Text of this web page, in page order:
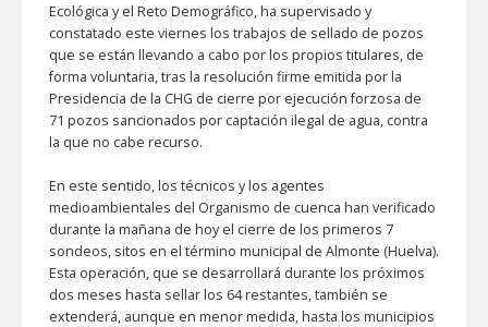
Ecológica y el Reto Demográfico, ha supervisado y
constatado este viernes los trabajos de sellado de pozos
que se están llevando a cabo por los propios titulares, de
forma voluntaria, tras la resolución firme emitida por la
Presidencia de la CHG de cierre por ejecución forzosa de
71 pozos sancionados por captación ilegal de agua, contra
la que no cabe recurso.
En este sentido, los técnicos y los agentes
medioambientales del Organismo de cuenca han verificado
durante la mañana de hoy el cierre de los primeros 7
sondeos, sitos en el término municipal de Almonte (Huelva).
Esta operación, que se desarrollará durante los próximos
dos meses hasta sellar los 64 restantes, también se
extenderá, aunque en menor medida, hasta los municipios